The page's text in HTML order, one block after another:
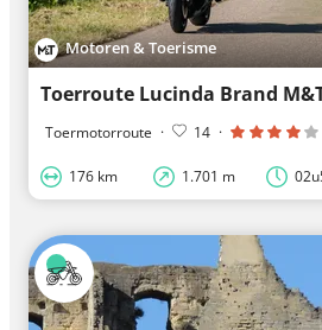
Motoren & Toerisme
Toerroute Lucinda Brand
Toermotorroute · 14 ·
176 km 1.701 m